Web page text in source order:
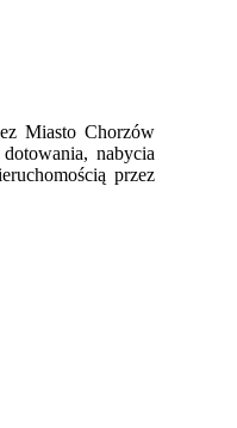
Miasto Chorzów
nabycia
przez